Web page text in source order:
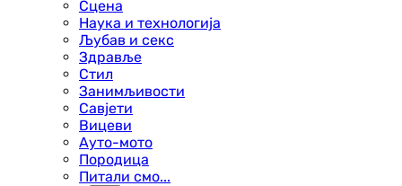
Сцена
Наука и технологија
Љубав и секс
Здравље
Стил
Занимљивости
Савјети
Вицеви
Ауто-мото
Породица
Питали смо...